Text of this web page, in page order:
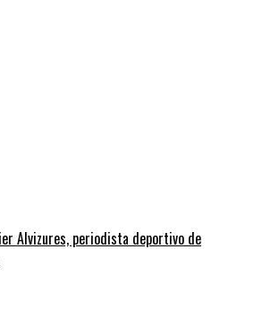
Alvizures, periodista deportivo de